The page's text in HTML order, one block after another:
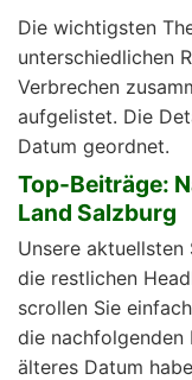
Die wichtigsten
unterschiedlichen
Verbrechen
aufgelistet. Die
Datum geordnet.
Top-Beiträge:
Land Salzburg
Unsere aktuellsten
die restlichen
scrollen Sie
die nachfolgenden
älteres Datum